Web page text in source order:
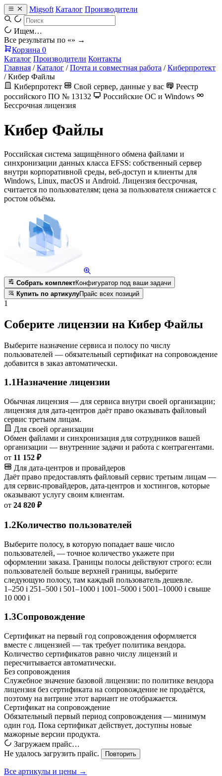
Migsoft Каталог Производители
Ищем…
Все результаты по «» →
Корзина 0
Каталог Производители Контакты
Главная / Каталог / Почта и совместная работа / Киберпротект
/ Кибер Файлы
Киберпротект
Свой сервер, данные у вас
Реестр
российского ПО № 13132
Российские ОС и Windows
Бессрочная лицензия
Кибер Файлы
Российская система защищённого обмена файлами и
синхронизации данных класса EFSS: собственный сервер
внутри корпоративной среды, веб-доступ и клиенты для
Windows, Linux, macOS и Android. Лицензия бессрочная,
считается по пользователям; цена за пользователя снижается с
ростом объёма.
Собрать комплектКонфигуратор под ваши задачи
Купить по артикулуПрайс всех позиций
1
Соберите лицензии на Кибер Файлы
Выберите назначение сервиса и полосу по числу
пользователей — обязательный сертификат на сопровождение
добавится в заказ автоматически.
1.1Назначение лицензии
Обычная лицензия — для сервиса внутри своей организации;
лицензия для дата-центров даёт право оказывать файловый
сервис третьим лицам.
Для своей организации
Обмен файлами и синхронизация для сотрудников вашей
организации — внутренние задачи и работа с контрагентами.
от 11 152 ₽
Для дата-центров и провайдеров
Даёт право предоставлять файловый сервис третьим лицам —
для сервис-провайдеров, дата-центров и хостингов, которые
оказывают услугу своим клиентам.
от 24 820 ₽
1.2Количество пользователей
Выберите полосу, в которую попадает ваше число
пользователей, — точное количество укажете при
оформлении заказа. Границы полосы действуют строго: если
пользователей больше верхней границы, выберите
следующую полосу, там каждый пользователь дешевле.
1–250 i 251–500 i 501–1000 i 1001–5000 i 5001–10000 i свыше
10 000 i
1.3Сопровождение
Сертификат на первый год сопровождения оформляется
вместе с лицензией — так требует политика вендора.
Количество сертификатов равно числу лицензий и
пересчитывается автоматически.
Без сопровождения
Служебное значение базовой лицензии: по политике вендора
лицензия без сертификата на сопровождение не продаётся,
поэтому на витрине этот вариант не отображается.
Сертификат на сопровождение
Обязательный первый период сопровождения — минимум
один год. Пока сертификат действует, доступны новые
мажорные версии продукта.
Загружаем прайс…
Не удалось загрузить прайс.
Повторить
Все артикулы и цены →